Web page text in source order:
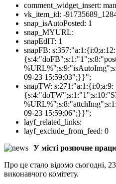
comment_widget_insert:
vk_item_id: -
snap_isAutoPosted: 1
snap_MYURL:
snapEdIT: 1
snapFB: s:357:"a:1:{i:0;a:12:
09-23 15:59:03";}}";
snapTW: s:271:"a:1:{i:0;a:9:
09-23 15:59:06";}}";
layf_related_links:
layf_exclude_from_feed: 0
У місті розпочне
Про це стало відомо сьогодні,
виконавчого комітету.